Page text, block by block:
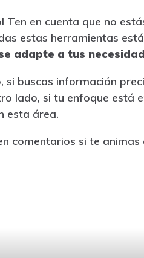
Ten en cuenta que no
estas herramientas
adapte a tus
si buscas información
lado, si tu enfoque está
esta área.
comentarios si te